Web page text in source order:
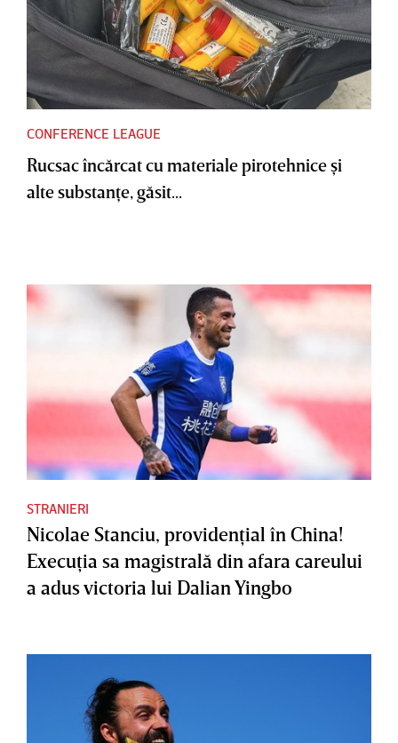
CONFERENCE LEAGUE
Rucsac încărcat cu materiale pirotehnice şi
alte substanţe, găsit...
STRANIERI
Nicolae Stanciu, providenţial în China!
Execuţia sa magistrală din afara careului
a adus victoria lui Dalian Yingbo